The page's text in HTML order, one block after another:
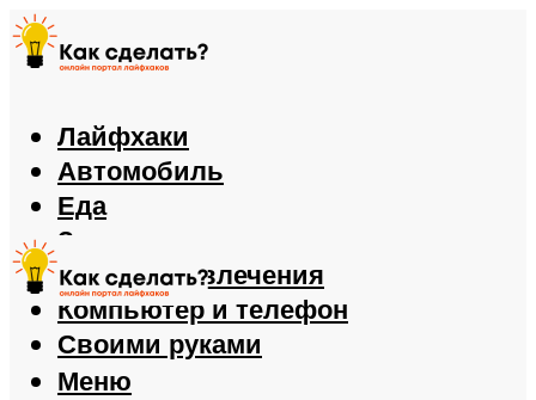
Лайфхаки
Автомобиль
Еда
Здоровье
Игры и развлечения
Компьютер и телефон
Своими руками
Меню